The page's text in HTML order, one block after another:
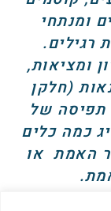
ומנתחי
רגילים.
ומציאות,
(חלקן
תפיסה של
כמה כלים
האמת או